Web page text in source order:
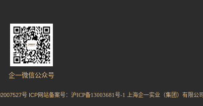
企一微信公众号
号 ICP网站备案号： 沪ICP备13003681号-1 上海企一实业（集团）有限公